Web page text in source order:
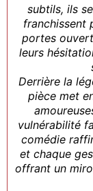
subtils, ils
franchissent
portes
leurs
Derrière la
pièce met
vulnérabilité
comédie
et chaque
offrant un